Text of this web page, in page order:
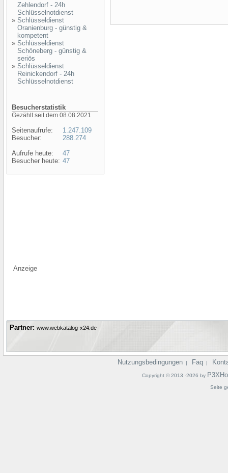
Zehlendorf - 24h
Schlüsselnotdienst
» Schlüsseldienst
Oranienburg - günstig &
kompetent
» Schlüsseldienst
Schöneberg - günstig &
seriös
» Schlüsseldienst
Reinickendorf - 24h
Schlüsselnotdienst
Besucherstatistik
Gezählt seit dem 08.08.2021
Seitenaufrufe:
Besucher:
Aufrufe heute:
Besucher heute:
1.247.109
288.274
47
47
Anzeige
Partner: www.webkatalog-x24.de
Nutzungsbedingungen | Faq |
Copyright © 2013 -2026 by
Seite